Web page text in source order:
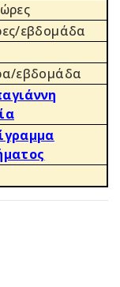
εβδομάδα
εβδομάδα